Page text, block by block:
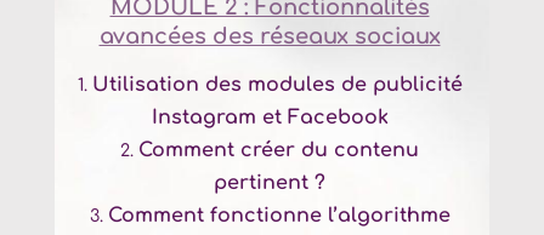
MODULE 2 : Fonctionnalités
avancées des réseaux sociaux
Utilisation des modules de publicité
Instagram et Facebook
Comment créer du contenu
pertinent ?
Comment fonctionne l’algorithme